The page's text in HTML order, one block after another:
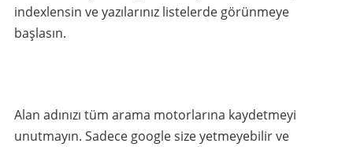
indexlensin ve yazılarınız listelerde görünmeye
başlasın.
Alan adınızı tüm arama motorlarına kaydetmeyi
unutmayın. Sadece google size yetmeyebilir ve